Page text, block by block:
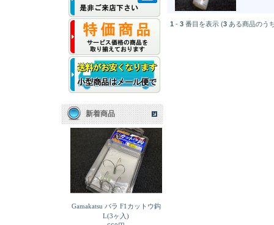
新着商品
Gamakatsu バラ F1カットウ鈎
L(3ヶ入)
1 - 3 番目を表示 (3 ある商品のう